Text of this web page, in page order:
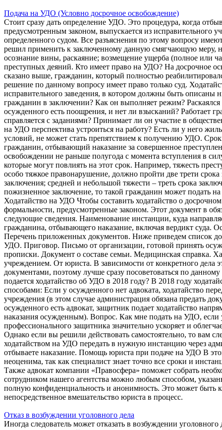
Подача на УДО (Условно досрочное освобождение)
Стоит сразу дать определение УДО. Это процедура, когда
предусмотренным законом, выпускается из исправительного
определенного судом. Все разъяснения по этому вопросу
решил применить к заключенному данную смягчающую меру,
осознание вины, раскаяние; возмещение ущерба (полное или
преступных деяний. Кто имеет право на УДО? На досрочное
сказано выше, гражданин, который полностью
решение по данному вопросу имеет право только суд.
исправительного заведения, в котором должны быть описаны
гражданин в заключении? Как он выполняет режим?
осужденного есть поощрения, и нет ли взысканий? Работает
справляется с заданиями? Принимает ли он участие в
на УДО перспектива устроиться на работу? Есть ли у него
условий, не может стать препятствием к получению УДО.
гражданин, отбывающий наказание за совершенное
освобождении не раньше полугода с момента вступления в
которые могут повлиять на этот срок. Например, тяжесть
особо тяжкое правонарушение, должно пройти две трети
заключения; средней и небольшой тяжести – треть срока
пожизненное заключение, то такой гражданин может подать
Ходатайство на УДО Чтобы составить ходатайство о
формальности, предусмотренные законом. Этот документ в
следующие сведения. Наименование инстанции, куда
гражданина, отбывающего наказание, включая вердикт суда.
Перечень приложенных документов. Ниже приведем список
УДО. Приговор. Письмо от организации, готовой принять
прописки. Документ о составе семьи. Медицинская справка.
учреждением. От юриста. В зависимости от конкретного дела
документами, поэтому лучше сразу посоветоваться по
подается ходатайство об УДО в 2018 году? В 2018 году
способами: Если у осужденного нет адвоката, ходатайство
учреждения (в этом случае администрация обязана предать
осужденного есть адвокат, защитник подает ходатайство
наказания осужденным). Вопрос. Как мне подать на УДО, если
профессионального защитника значительно ускоряет и
Однако если вы решили действовать самостоятельно, то вам
ходатайством на УДО передать в нужную инстанцию через
отбываете наказание. Помощь юриста при подаче на УДО В
неоценима, так как специалист знает точно все сроки и
Также адвокат компании «Правосфера» поможет собрать
сотрудником нашего агентства можно любым способом,
полную конфиденциальность и анонимность. Это может быть
непосредственное вмешательство юриста в процесс.
Отказ в возбуждении уголовного дела
Иногда следователь может отказать в возбуждении